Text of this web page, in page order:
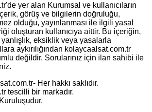
yer alan Kurumsal ve kullanıcıların
görüş ve bilgilerin doğruluğu,
olduğu, yayınlanması ile ilgili yasal
oluşturan kullanıcıya aittir. Bu içeriğin,
eksiklik veya yasalarla
aykırılığından kolaycaalsat.com.tr
değildir. Sorularınız için ilan sahibi ile
Her hakkı saklıdır.
tescilli bir markadır.